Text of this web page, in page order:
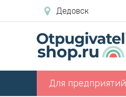
Дедовск
Для предприятий